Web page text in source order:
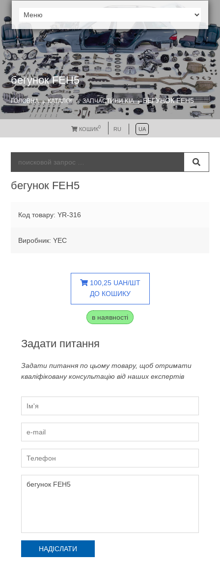
бегунок FEH5
ГОЛОВНА КАТАЛОГ ЗАПЧАСТИНИ KIA БЕГУНОК FEH5
КОШИК0 RU UA
бегунок FEH5
Код товару: YR-316
Виробник: YEC
100,25 UAH/ШТ
ДО КОШИКУ
в наявності
Задати питання
Задати питання по цьому товару, щоб отримати
кваліфіковану консультацію від наших експертів